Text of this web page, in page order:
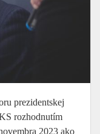
prezidentskej
rozhodnutím
2023 ako